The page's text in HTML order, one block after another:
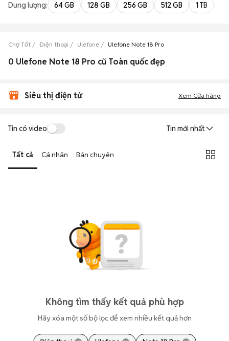
Dung lượng: 64 GB 128 GB 256 GB 512 GB 1 TB
Chợ Tốt Điện thoại Ulefone Ulefone Note 18 Pro
0 Ulefone Note 18 Pro cũ Toàn quốc đẹp
Siêu thị điện tử Xem Cửa hàng
Tin có video Tin mới nhất
Tất cả Cá nhân Bán chuyên
Không tìm thấy kết quả phù hợp
Hãy xóa một số bộ lọc để xem nhiều kết quả hơn